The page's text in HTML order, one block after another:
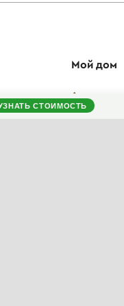
СТОИМОСТЬ
Мой дом
Анкета дома